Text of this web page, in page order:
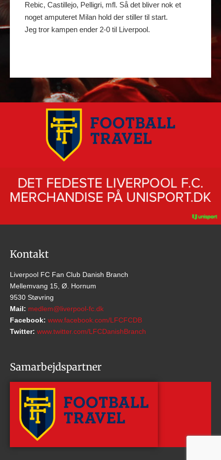
Rebic, Castillejo, Pelligri, mfl. Så det bliver nok et
noget amputeret Milan hold der stiller til start.
Jeg tror kampen ender 2-0 til Liverpool.
Kontakt
Liverpool FC Fan Club Danish Branch
Mellemvang 15, Ø. Hornum
9530 Støvring
Mail: medlem@liverpool-fc.dk
Facebook: www.facebook.com/LFCFCDB
Twitter: www.twitter.com/LFCDanishBranch
Samarbejdspartner